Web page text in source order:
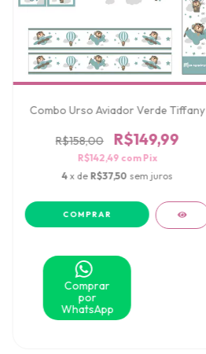
Combo Urso Aviador Verde Tiffany
R$158,00 R$149,99
R$142,49 comPix
4 x de R$37,50 sem juros
Comprar
por
WhatsApp